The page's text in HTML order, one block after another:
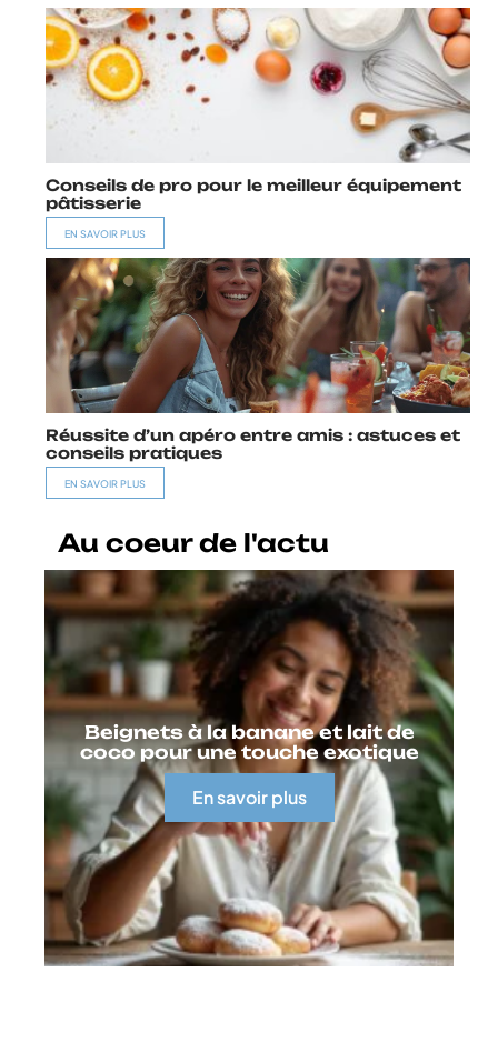
Conseils de pro pour le meilleur équipement
pâtisserie
EN SAVOIR PLUS
Réussite d’un apéro entre amis : astuces et
conseils pratiques
EN SAVOIR PLUS
Au coeur de l'actu
Beignets à la banane et lait de
coco pour une touche exotique
En savoir plus